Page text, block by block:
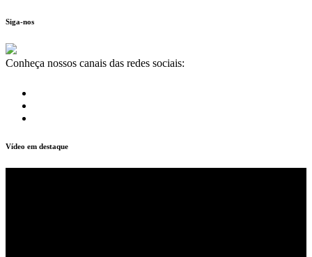
Siga-nos
Conheça nossos canais das redes sociais:
Vídeo em destaque